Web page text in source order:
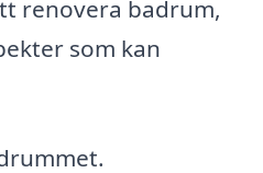
renovera badrum,
som kan